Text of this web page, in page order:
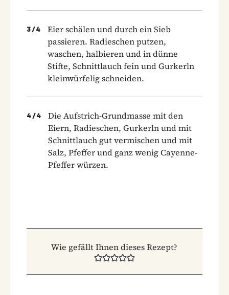
3 /4
Eier schälen und durch ein Sieb
passieren. Radieschen putzen,
waschen, halbieren und in dünne
Stifte, Schnittlauch fein und Gurkerln
kleinwürfelig schneiden.
4 /4
Die Aufstrich-Grundmasse mit den
Eiern, Radieschen, Gurkerln und mit
Schnittlauch gut vermischen und mit
Salz, Pfeffer und ganz wenig Cayenne-
Pfeffer würzen.
Wie gefällt Ihnen dieses Rezept?